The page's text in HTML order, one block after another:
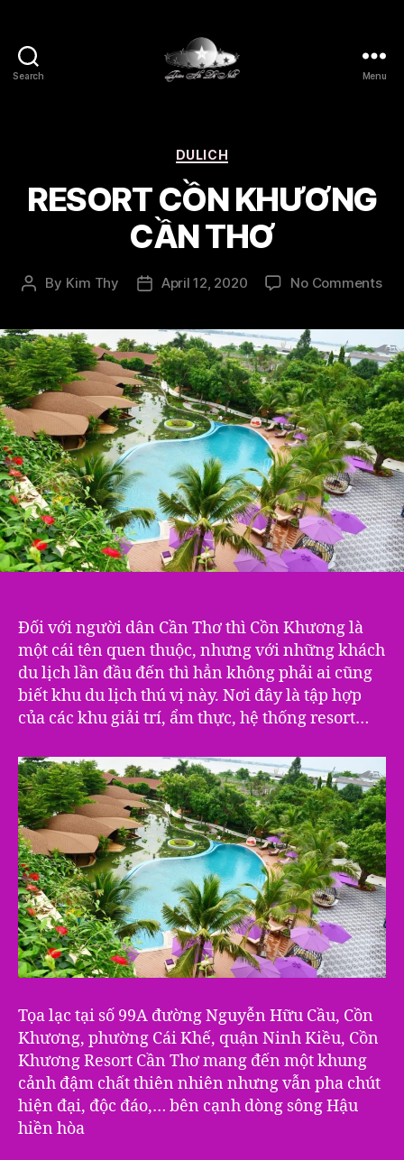
Search
Nhat
Menu
Categories
DULICH
RESORT CỒN KHƯƠNG
CẦN THƠ
Post
By Kim Thy
PostApril 12, 2020 No Commentson
Đối với người dân Cần Thơ thì Cồn Khương là
một cái tên quen thuộc, nhưng với những khách
du lịch lần đầu đến thì hẳn không phải ai cũng
biết khu du lịch thú vị này. Nơi đây là tập hợp
của các khu giải trí, ẩm thực, hệ thống resort…
Tọa lạc tại số 99A đường Nguyễn Hữu Cầu, Cồn
Khương, phường Cái Khế, quận Ninh Kiều, Cồn
Khương Resort Cần Thơ mang đến một khung
cảnh đậm chất thiên nhiên nhưng vẫn pha chút
hiện đại, độc đáo,… bên cạnh dòng sông Hậu
hiền hòa